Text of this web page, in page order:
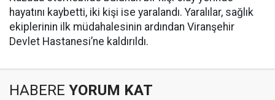
hayatını kaybetti, iki kişi ise yaralandı. Yaralılar, sağlık
ekiplerinin ilk müdahalesinin ardından Viranşehir
Devlet Hastanesi’ne kaldırıldı.
HABERE YORUM KAT